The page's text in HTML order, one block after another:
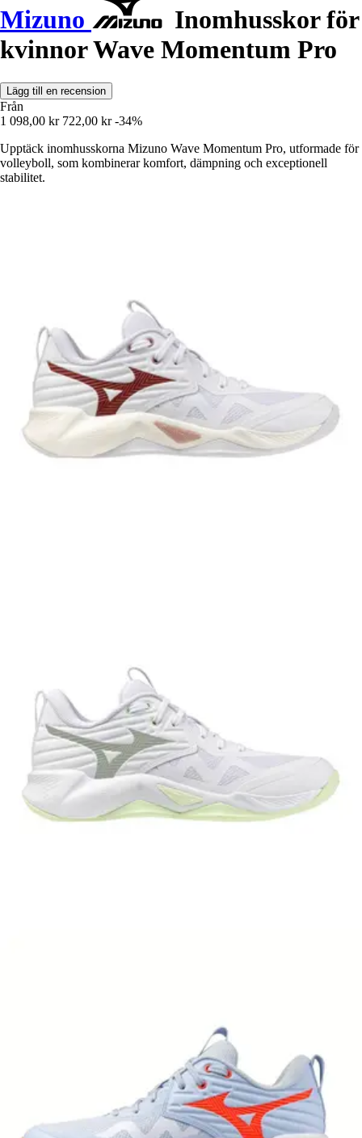
Mizuno
Inomhusskor för
kvinnor Wave Momentum Pro
Lägg till en recension
Från
1 098,00 kr 722,00 kr -34%
Upptäck inomhusskorna Mizuno Wave Momentum Pro, utformade för
volleyboll, som kombinerar komfort, dämpning och exceptionell
stabilitet.